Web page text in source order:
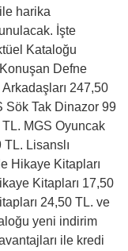
harika
İşte
Kataloğu
Defne
247,50
Sök Tak Dinazor 99
MGS Oyuncak
Lisanslı
Hikaye Kitapları
Kitapları 17,50
24,50 TL. ve
yeni indirim
ile kredi